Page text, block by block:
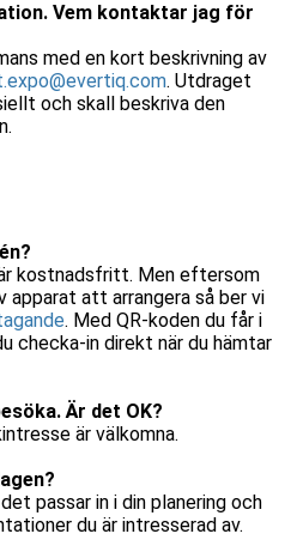
Vem kontaktar jag för
med en kort beskrivning av
. Utdraget
och skall beskriva den
kostnadsfritt. Men eftersom
att arrangera så ber vi
. Med QR-koden du får i
checka-in direkt när du hämtar
Är det OK?
är välkomna.
passar in i din planering och
du är intresserad av.